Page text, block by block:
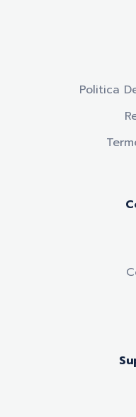
Politica